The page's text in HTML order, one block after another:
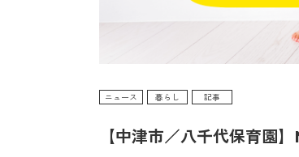
ニュース 暮らし 記事
【中津市／八千代保育園